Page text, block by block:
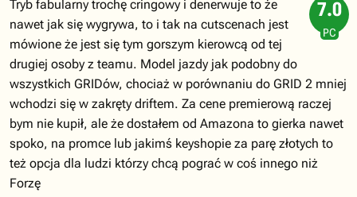
7.0
PC
Tryb fabularny trochę cringowy i denerwuje to że
nawet jak się wygrywa, to i tak na cutscenach jest
mówione że jest się tym gorszym kierowcą od tej
drugiej osoby z teamu. Model jazdy jak podobny do
wszystkich GRIDów, chociaż w porównaniu do GRID 2 mniej
wchodzi się w zakręty driftem. Za cene premierową raczej
bym nie kupił, ale że dostałem od Amazona to gierka nawet
spoko, na promce lub jakimś keyshopie za parę złotych to
też opcja dla ludzi którzy chcą pograć w coś innego niż
Forzę